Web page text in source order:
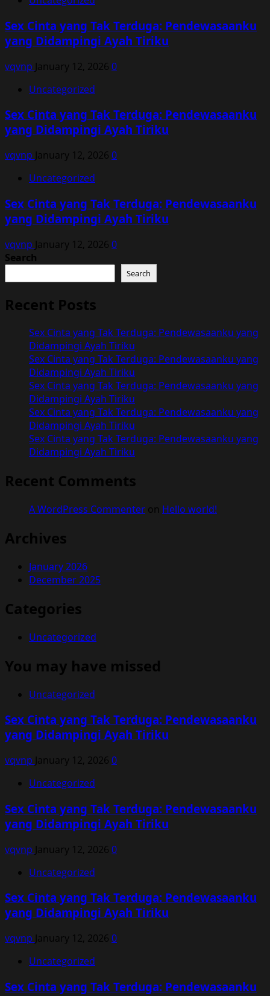
Sex Cinta yang Tak Terduga: Pendewasaanku
yang Didampingi Ayah Tiriku
vqvnp January 12, 2026 0
Uncategorized
Sex Cinta yang Tak Terduga: Pendewasaanku
yang Didampingi Ayah Tiriku
vqvnp January 12, 2026 0
Uncategorized
Sex Cinta yang Tak Terduga: Pendewasaanku
yang Didampingi Ayah Tiriku
vqvnp January 12, 2026 0
Search
Search
Recent Posts
Sex Cinta yang Tak Terduga: Pendewasaanku yang
Didampingi Ayah Tiriku
Sex Cinta yang Tak Terduga: Pendewasaanku yang
Didampingi Ayah Tiriku
Sex Cinta yang Tak Terduga: Pendewasaanku yang
Didampingi Ayah Tiriku
Sex Cinta yang Tak Terduga: Pendewasaanku yang
Didampingi Ayah Tiriku
Sex Cinta yang Tak Terduga: Pendewasaanku yang
Didampingi Ayah Tiriku
Recent Comments
A WordPress Commenter on Hello world!
Archives
January 2026
December 2025
Categories
Uncategorized
You may have missed
Uncategorized
Sex Cinta yang Tak Terduga: Pendewasaanku
yang Didampingi Ayah Tiriku
vqvnp January 12, 2026 0
Uncategorized
Sex Cinta yang Tak Terduga: Pendewasaanku
yang Didampingi Ayah Tiriku
vqvnp January 12, 2026 0
Uncategorized
Sex Cinta yang Tak Terduga: Pendewasaanku
yang Didampingi Ayah Tiriku
vqvnp January 12, 2026 0
Uncategorized
Sex Cinta yang Tak Terduga: Pendewasaanku